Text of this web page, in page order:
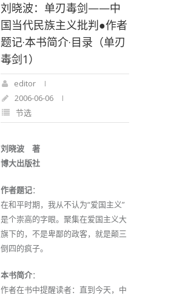
刘晓波：单刃毒剑——中
国当代民族主义批判●作者
题记·本书简介·目录（单刃
毒剑1）
editor
2006-06-06
节选
刘晓波 著
博大出版社
作者题记：
在和平时期，我从不认为“爱国主义”
是个崇高的字眼。聚集在爱国主义大
旗下的，不是卑鄙的政客，就是颠三
倒四的疯子。
本书简介：
作者在书中提醒读者：直到今天，中